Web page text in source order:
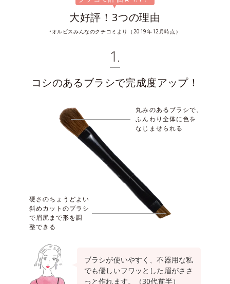
大好評！3つの理由
*オルビスみんなのクチコミより（2019年12月時点）
1.
コシのあるブラシで完成度アップ！
丸みのあるブラシで、
ふんわり全体に色を
なじませられる
硬さのちょうどよい
斜めカットのブラシ
で眉尻まで形を調
整できる
ブラシが使いやすく、不器用な私
でも優しいフワッとした眉がささ
っと作れます。（30代前半）